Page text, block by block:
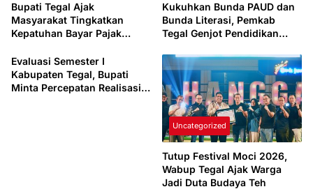
Bupati Tegal Ajak
Masyarakat Tingkatkan
Kepatuhan Bayar Pajak
NGOPENI”
Kukuhkan Bunda PAUD dan
Bunda Literasi, Pemkab
Tegal Genjot Pendidikan
Evaluasi Semester I
Kabupaten Tegal, Bupati
Minta Percepatan Realisasi
Uncategorized
Tutup Festival Moci 2026,
Wabup Tegal Ajak Warga
Jadi Duta Budaya Teh